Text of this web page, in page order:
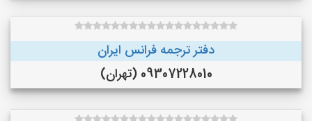
دفتر ترجمه فرانس ایران
09307228010 (تهران)